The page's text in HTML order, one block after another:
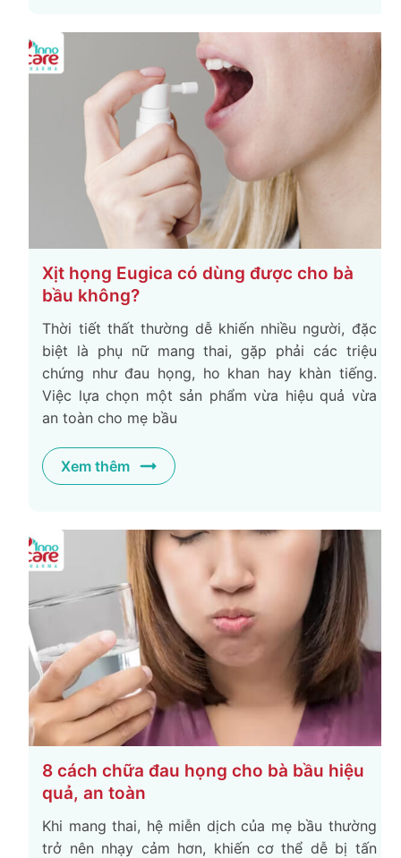
Xịt họng Eugica có dùng được cho bà
bầu không?
Thời tiết thất thường dễ khiến nhiều người, đặc
biệt là phụ nữ mang thai, gặp phải các triệu
chứng như đau họng, ho khan hay khàn tiếng.
Việc lựa chọn một sản phẩm vừa hiệu quả vừa
an toàn cho mẹ bầu
Xem thêm
8 cách chữa đau họng cho bà bầu hiệu
quả, an toàn
Khi mang thai, hệ miễn dịch của mẹ bầu thường
trở nên nhạy cảm hơn, khiến cơ thể dễ bị tấn